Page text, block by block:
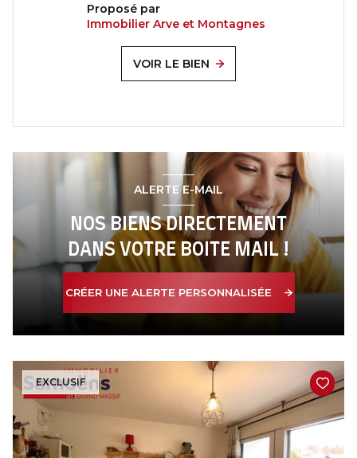
Proposé par
Immobilier Arve et Montagnes
VOIR LE BIEN
ALERTE E-MAIL
NOS BIENS DIRECTEMENT
DANS VOTRE BOITE MAIL !
CRÉER UNE ALERTE PERSONNALISÉE
EXCLUSIF